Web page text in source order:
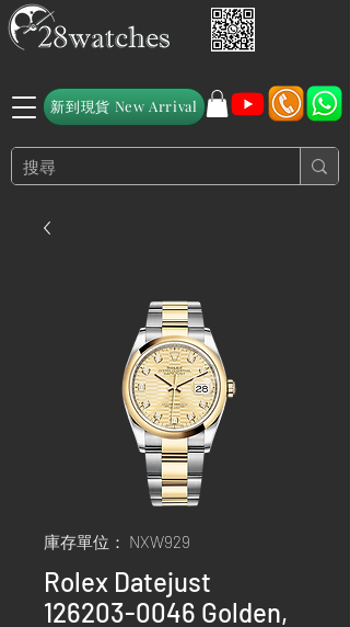
新到現貨 New Arrival
庫存單位： NXW929
Rolex Datejust
126203-0046 Golden,